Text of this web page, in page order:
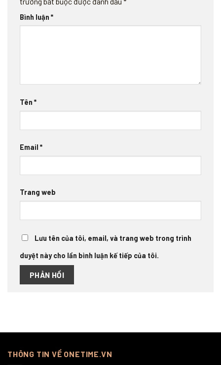
Bình luận *
Tên *
Email *
Trang web
Lưu tên của tôi, email, và trang web trong trình
duyệt này cho lần bình luận kế tiếp của tôi.
THÔNG TIN VỀ ONETIME.VN